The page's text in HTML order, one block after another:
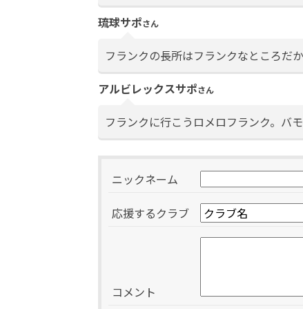
琉球サポさん
フランクの長所はフランクなところだ
アルビレックスサポさん
フランクに行こうロメロフランク。バモ
ニックネーム
応援するクラブ
コメント